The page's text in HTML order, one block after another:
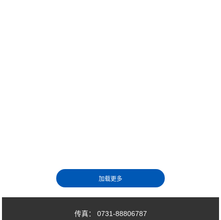
传真： 0731-88806787